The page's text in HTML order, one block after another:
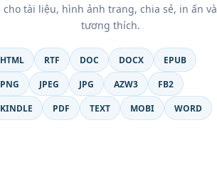
cho tài liệu, hình ảnh trang, chia sẻ, in ấn và
tương thích.
HTML RTF DOC DOCX
EPUB
PNG
JPEG JPG AZW3
FB2
KINDLE
PDF TEXT MOBI WORD